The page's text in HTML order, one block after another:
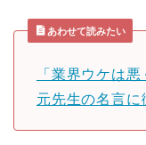
あわせて読みたい
「業界ウケは
元先生の名言に